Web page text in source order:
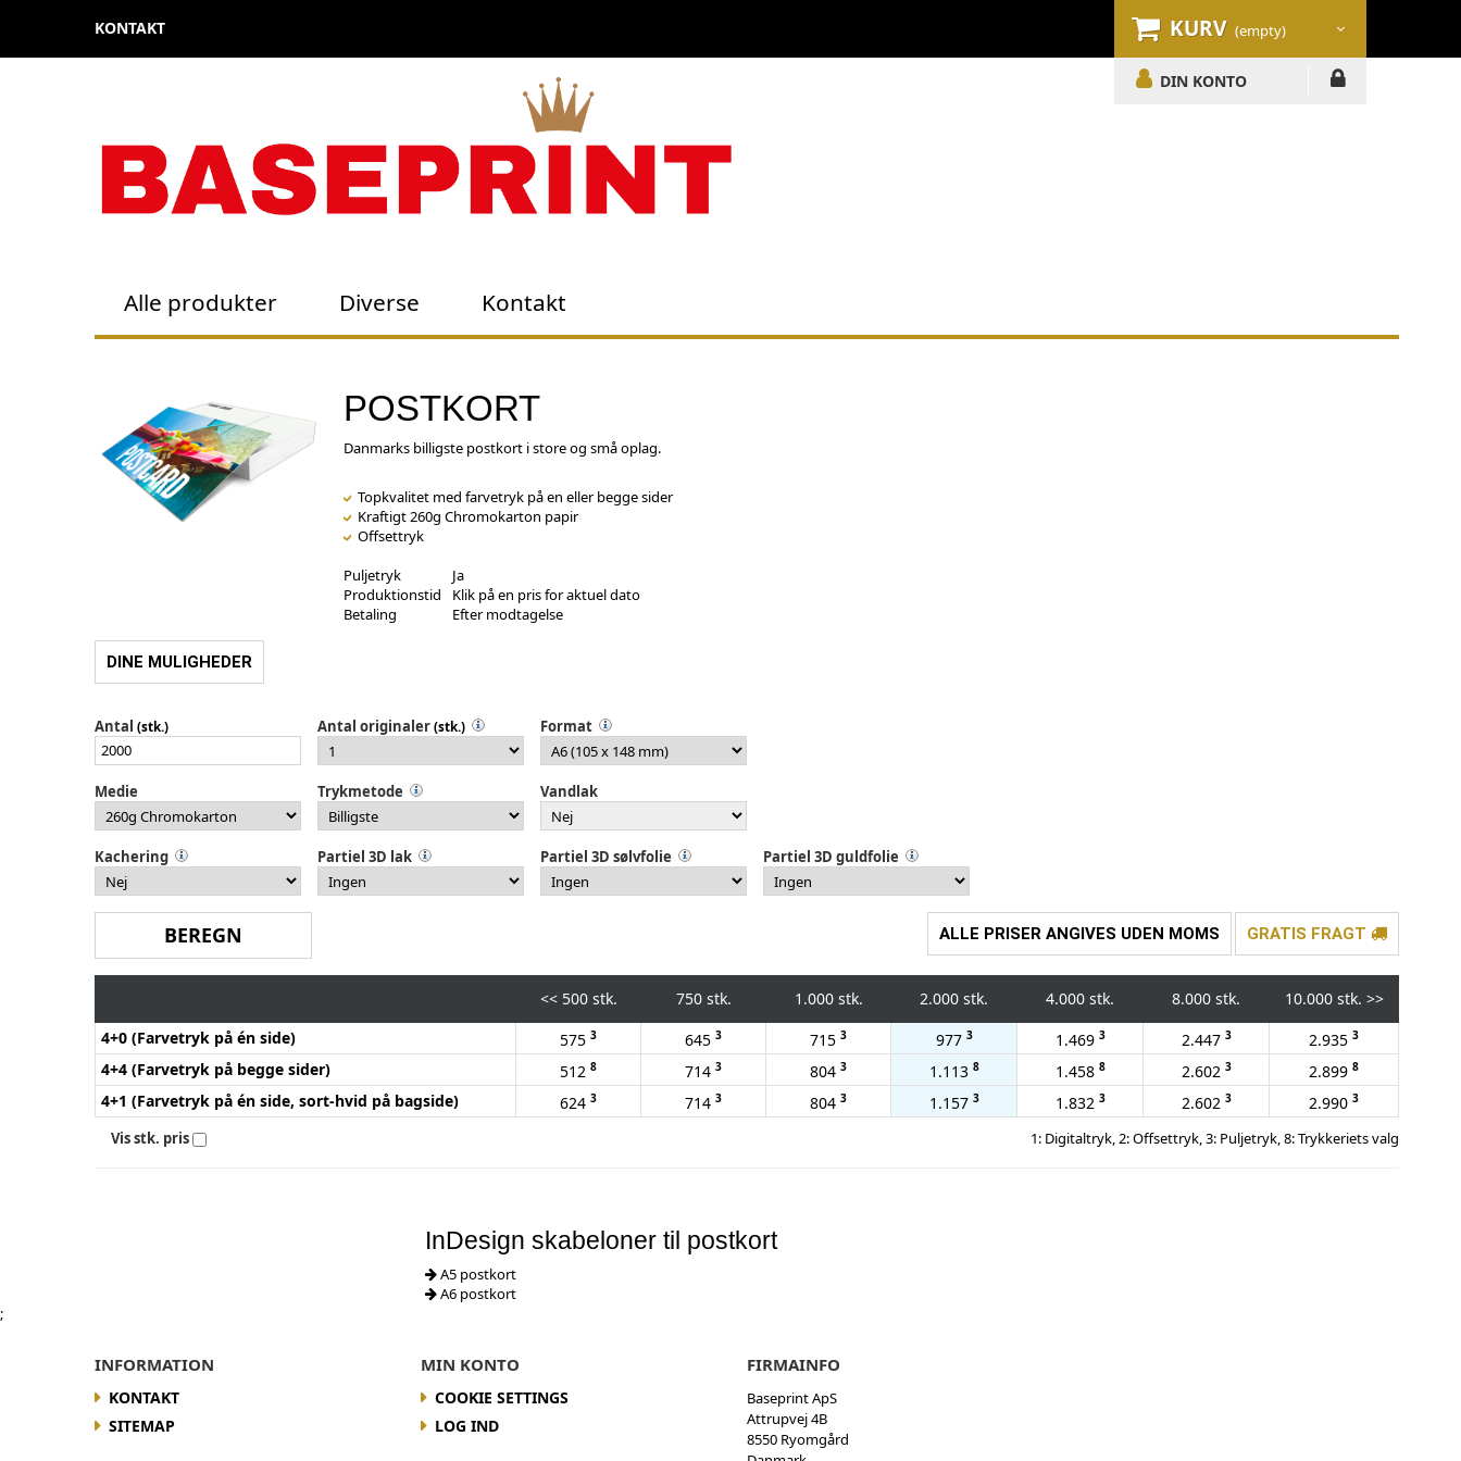
KURV (empty)
KONTAKT
DIN KONTO
Alle produkter Diverse Kontakt
POSTKORT
Danmarks billigste postkort i store og små oplag.
Topkvalitet med farvetryk på en eller begge sider
Kraftigt 260g Chromokarton papir
Offsettryk
Puljetryk
Ja
Produktionstid
Klik på en pris for aktuel dato
Betaling
Efter modtagelse
DINE MULIGHEDER
Antal (stk.) Antal originaler(stk.) Format
Medie Trykmetode Vandlak
Kachering Partiel 3D lak Partiel 3D sølvfolie Partiel 3D guldfolie
ALLE PRISER ANGIVES UDEN MOMS GRATIS FRAGT
<<500 stk. 750 stk. 1.000 stk. 2.000 stk. 4.000 stk. 8.000 stk. 10.000 stk. >>
4+0 (Farvetryk på én side)
575 3 645 3 715 3 977 3 1.469 3 2.447 3 2.935 3
4+4 (Farvetryk på begge sider) 512 8 714 3 804 3 1.113 8 1.458 8 2.602 3 2.899 8
4+1 (Farvetryk på én side, sort-hvid på bagside) 624 3 714 3 804 3 1.157 3 1.832 3 2.602 3 2.990 3
Vis stk. pris 1: Digitaltryk, 2: Offsettryk, 3: Puljetryk, 8: Trykkeriets valg
InDesign skabeloner til postkort
A5 postkort
A6 postkort
;
INFORMATION
KONTAKT
SITEMAP
MIN KONTO
COOKIE SETTINGS
LOG IND
FIRMAINFO
Baseprint ApS
Attrupvej 4B
8550 Ryomgård